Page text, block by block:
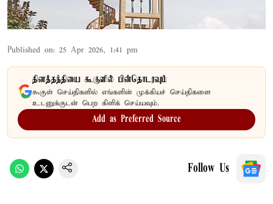
Published on: 25 Apr 2026, 1:41 pm
தினத்தந்தியை கூகுளில் பின்தொடரவும்
கூகுள் செய்திகளில் எங்களின் முக்கியச் செய்திகளை
உடனுக்குடன் பெற கிளிக் செய்யவும்.
Add as Preferred Source
Follow Us